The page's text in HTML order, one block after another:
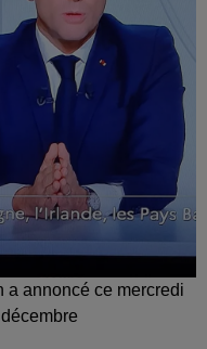
a annoncé ce mercredi